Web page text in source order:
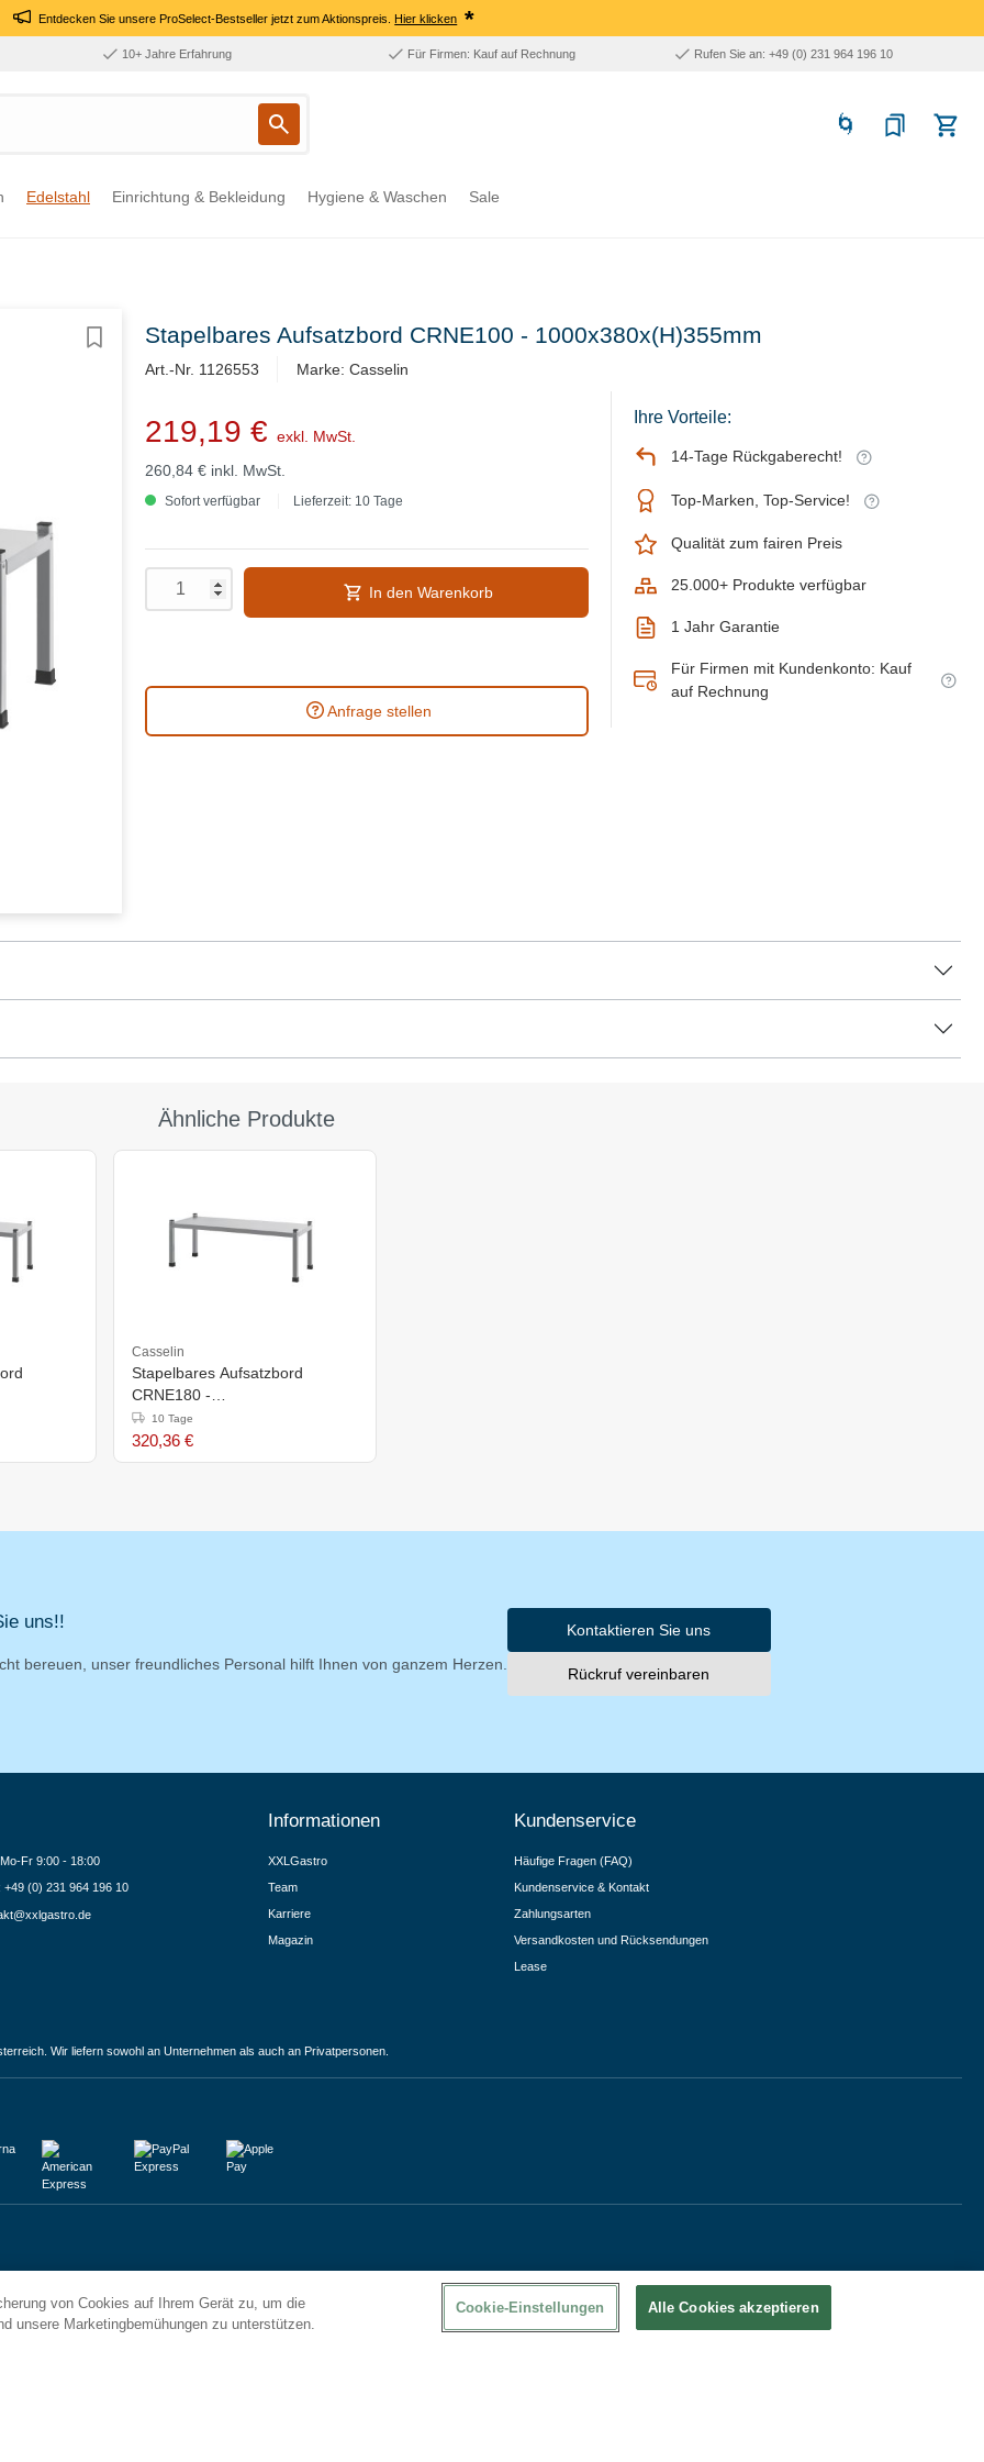
Entdecken Sie unsere ProSelect-Bestseller jetzt zum Aktionspreis.Hier klicken *
10+ Jahre Erfahrung Für Firmen: Kauf auf Rechnung Rufen Sie an: +49 (0) 231 964 196 10
Edelstahl Einrichtung & Bekleidung Hygiene & Waschen Sale
Stapelbares Aufsatzbord CRNE100 - 1000x380x(H)355mm
Art.-Nr. 1126553 Marke: Casselin
219,19 € exkl. MwSt.
260,84 € inkl. MwSt.
Sofort verfügbar Lieferzeit: 10 Tage
In den Warenkorb
Anfrage stellen
Ihre Vorteile:
14-Tage Rückgaberecht!
Top-Marken, Top-Service!
Qualität zum fairen Preis
25.000+ Produkte verfügbar
1 Jahr Garantie
Für Firmen mit Kundenkonto: Kauf
auf Rechnung
Ähnliche Produkte
Casselin
Stapelbares Aufsatzbord
CRNE180 -
1800x380x(H)355mm
10 Tage
320,36 €
uns!!
bereuen, unser freundliches Personal hilft Ihnen von ganzem Herzen.
Kontaktieren Sie uns
Rückruf vereinbaren
Fr 9:00 - 18:00
+49 (0) 231 964 196 10
Informationen
XXLGastro
Team
Karriere
Magazin
Kundenservice
Häufige Fragen (FAQ)
Kundenservice & Kontakt
Zahlungsarten
Versandkosten und Rücksendungen
Lease
Wir liefern sowohl an Unternehmen als auch an Privatpersonen.
von Cookies auf Ihrem Gerät zu, um die
unsere Marketingbemühungen zu unterstützen.
Cookie-Einstellungen Alle Cookies akzeptieren